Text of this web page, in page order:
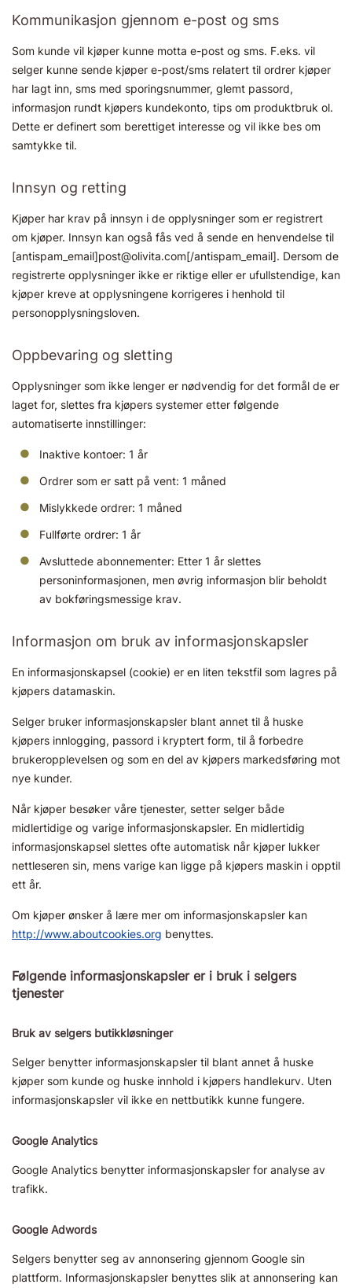
Kommunikasjon gjennom e-post og sms
Som kunde vil kjøper kunne motta e-post og sms. F.eks. vil
selger kunne sende kjøper e-post/sms relatert til ordrer kjøper
har lagt inn, sms med sporingsnummer, glemt passord,
informasjon rundt kjøpers kundekonto, tips om produktbruk ol.
Dette er definert som berettiget interesse og vil ikke bes om
samtykke til.
Innsyn og retting
Kjøper har krav på innsyn i de opplysninger som er registrert
om kjøper. Innsyn kan også fås ved å sende en henvendelse til
[antispam_email]post@olivita.com[/antispam_email]. Dersom de
registrerte opplysninger ikke er riktige eller er ufullstendige, kan
kjøper kreve at opplysningene korrigeres i henhold til
personopplysningsloven.
Oppbevaring og sletting
Opplysninger som ikke lenger er nødvendig for det formål de er
laget for, slettes fra kjøpers systemer etter følgende
automatiserte innstillinger:
Inaktive kontoer: 1 år
Ordrer som er satt på vent: 1 måned
Mislykkede ordrer: 1 måned
Fullførte ordrer: 1 år
Avsluttede abonnementer: Etter 1 år slettes
personinformasjonen, men øvrig informasjon blir beholdt
av bokføringsmessige krav.
Informasjon om bruk av informasjonskapsler
En informasjonskapsel (cookie) er en liten tekstfil som lagres på
kjøpers datamaskin.
Selger bruker informasjonskapsler blant annet til å huske
kjøpers innlogging, passord i kryptert form, til å forbedre
brukeropplevelsen og som en del av kjøpers markedsføring mot
nye kunder.
Når kjøper besøker våre tjenester, setter selger både
midlertidige og varige informasjonskapsler. En midlertidig
informasjonskapsel slettes ofte automatisk når kjøper lukker
nettleseren sin, mens varige kan ligge på kjøpers maskin i opptil
ett år.
Om kjøper ønsker å lære mer om informasjonskapsler kan
http://www.aboutcookies.org benyttes.
Følgende informasjonskapsler er i bruk i selgers
tjenester
Bruk av selgers butikkløsninger
Selger benytter informasjonskapsler til blant annet å huske
kjøper som kunde og huske innhold i kjøpers handlekurv. Uten
informasjonskapsler vil ikke en nettbutikk kunne fungere.
Google Analytics
Google Analytics benytter informasjonskapsler for analyse av
trafikk.
Google Adwords
Selgers benytter seg av annonsering gjennom Google sin
plattform. Informasjonskapsler benyttes slik at annonsering kan